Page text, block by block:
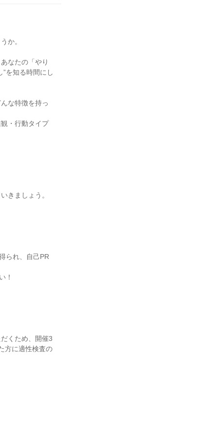
か。
なたの「やり
を知る時間にし
な特徴を持っ
・行動タイプ
きましょう。
られ、自己PR
！
くため、開催3
方に適性検査の